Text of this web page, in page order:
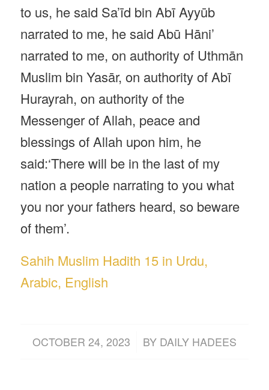
to us, he said Sa’īd bin Abī Ayyūb
narrated to me, he said Abū Hāni’
narrated to me, on authority of Uthmān
Muslim bin Yasār, on authority of Abī
Hurayrah, on authority of the
Messenger of Allah, peace and
blessings of Allah upon him, he
said:‘There will be in the last of my
nation a people narrating to you what
you nor your fathers heard, so beware
of them’.
Sahih Muslim Hadith 15 in Urdu,
Arabic, English
OCTOBER 24, 2023
/ BY DAILY HADEES